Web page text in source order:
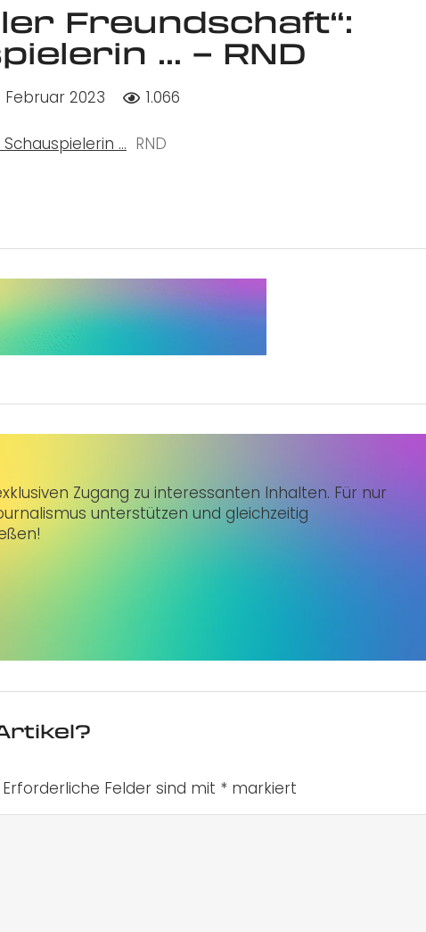
Freundschaft“:
… – RND
Februar 2023 1.066
… RND
Zugang zu interessanten Inhalten. Für nur
unterstützen und gleichzeitig
Erforderliche Felder sind mit * markiert